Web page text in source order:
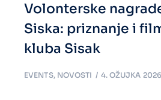
Volonterske
Siska: priznanje i
kluba Sisak
EVENTS, NOVOSTI 4. OŽUJKA